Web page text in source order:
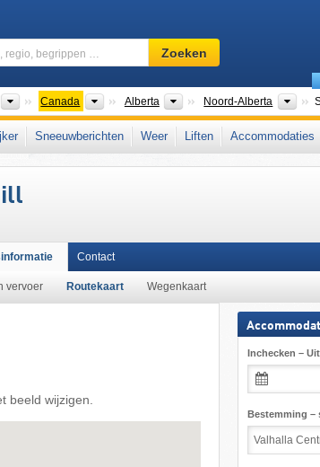
Skigebied,
regio,
…
Zoeken
Continenten
Canada LandenAlberta Provincies
Noord-Alberta
Prairies West-Canada
Sneeuwberichten Weer Liften
Accommodaties
vervoer Routekaart Wegenkaart
Contact
beeld wijzigen.
Inchecken –
Bestemming –